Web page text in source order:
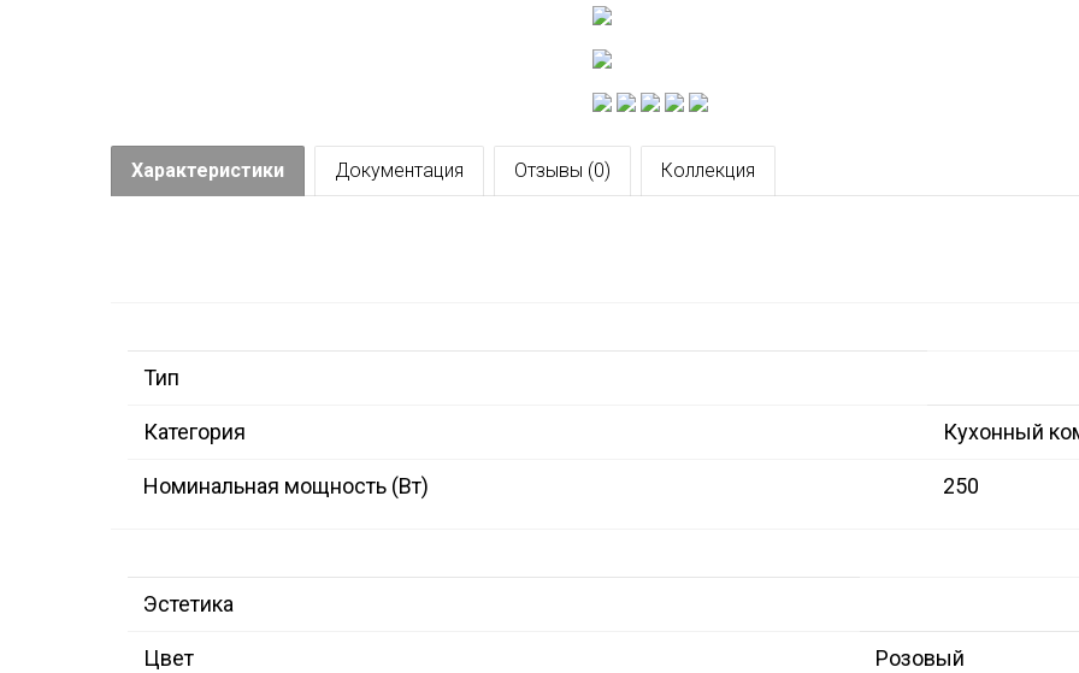
Характеристики Документация Отзывы (0) Коллекция
Тип
Категория Кухонный
Номинальная мощность (Вт) 250
Эстетика
Цвет Розовый